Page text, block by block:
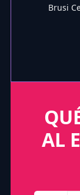
Brusi
AL